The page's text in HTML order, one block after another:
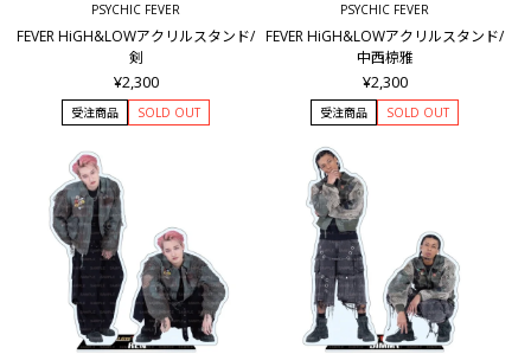
PSYCHIC FEVER
FEVER HiGH&LOWアクリルスタンド/
剣
¥2,300
受注商品 SOLD OUT
PSYCHIC FEVER
FEVER HiGH&LOWアクリルスタンド/
中西椋雅
¥2,300
受注商品 SOLD OUT